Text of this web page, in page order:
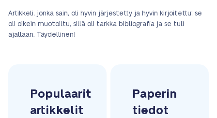
Artikkeli, jonka sain, oli hyvin järjestetty ja hyvin kirjoitettu; se
oli oikein muotoiltu, sillä oli tarkka bibliografia ja se tuli
ajallaan. Täydellinen!
Populaarit
artikkelit
Paperin
tiedot